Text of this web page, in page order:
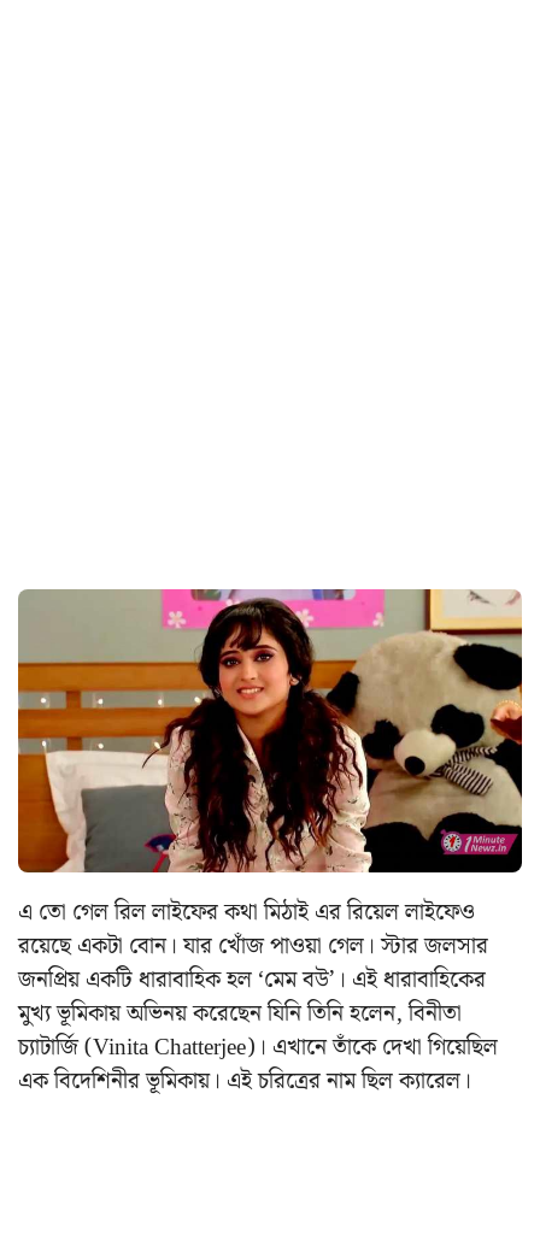
এ তো গেল রিল লাইফের কথা মিঠাই এর রিয়েল লাইফেও
রয়েছে একটা বোন। যার খোঁজ পাওয়া গেল। স্টার জলসার
জনপ্রিয় একটি ধারাবাহিক হল ‘মেম বউ’। এই ধারাবাহিকের
মুখ্য ভূমিকায় অভিনয় করেছেন যিনি তিনি হলেন, বিনীতা
চ্যাটার্জি (Vinita Chatterjee)। এখানে তাঁকে দেখা গিয়েছিল
এক বিদেশিনীর ভূমিকায়। এই চরিত্রের নাম ছিল ক্যারেল।